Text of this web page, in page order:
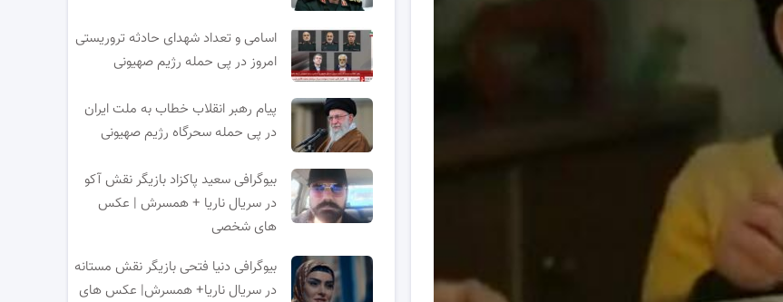
اسامی و تعداد شهدای حادثه تروریستی
امروز در پی حمله رژیم صهیونی
پیام رهبر انقلاب خطاب به ملت ایران
در پی حمله سحرگاه رژیم صهیونی
بیوگرافی سعید پاکزاد بازیگر نقش آکو
در سریال ناریا + همسرش | عکس
های شخصی
بیوگرافی دنیا فتحی بازیگر نقش مستانه
در سریال ناریا+ همسرش| عکس های